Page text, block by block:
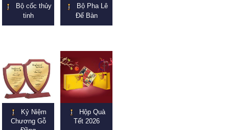
Bộ cốc thủy
tinh
Bộ Pha Lê
Để Bàn
Kỷ Niệm
Chương Gỗ
Hộp Quà
Tết 2026